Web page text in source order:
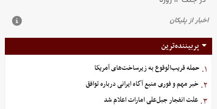
پربیننده‌ترین
۱. حمله قریب‌الوقوع به زیرساخت‌های آمریکا
۲. خبر مهم و فوری منبع آگاه ایرانی درباره توافق
۳. علت انفجار جبل‌علی امارات اعلام شد